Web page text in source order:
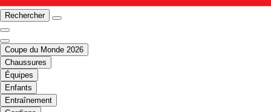
Rechercher
Coupe du Monde 2026
Chaussures
Équipes
Enfants
Entraînement